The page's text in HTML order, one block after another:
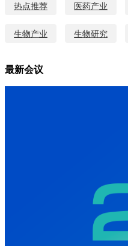
热点推荐 医药产业
生物产业 生物研究
最新会议